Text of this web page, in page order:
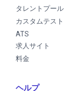
タレントプール
カスタムテスト
ATS
求人サイト
料金
ヘルプ